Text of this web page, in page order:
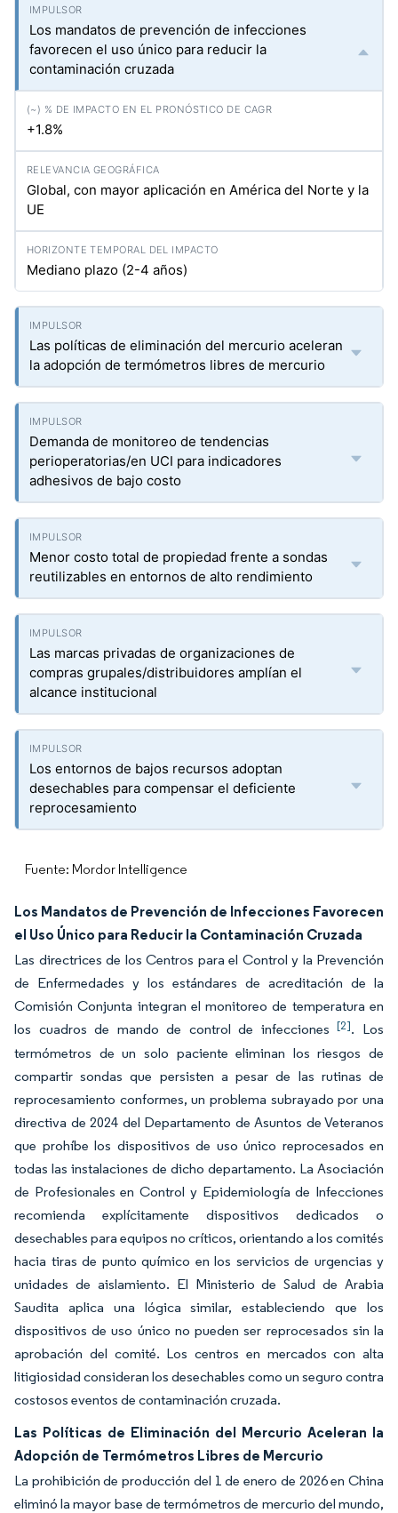
Los mandatos de prevención de infecciones
favorecen el uso único para reducir la
contaminación cruzada
+1.8%
Global, con mayor aplicación en América del Norte y la
UE
Mediano plazo (2-4 años)
Las políticas de eliminación del mercurio aceleran
la adopción de termómetros libres de mercurio
Demanda de monitoreo de tendencias
perioperatorias/en UCI para indicadores
adhesivos de bajo costo
Menor costo total de propiedad frente a sondas
reutilizables en entornos de alto rendimiento
Las marcas privadas de organizaciones de
compras grupales/distribuidores amplían el
alcance institucional
Los entornos de bajos recursos adoptan
desechables para compensar el deficiente
reprocesamiento
Fuente: Mordor Intelligence
Los Mandatos de Prevención de Infecciones Favorecen
el Uso Único para Reducir la Contaminación Cruzada
Las directrices de los Centros para el Control y la Prevención
de Enfermedades y los estándares de acreditación de la
Comisión Conjunta integran el monitoreo de temperatura en
los cuadros de mando de control de infecciones[2]. Los
termómetros de un solo paciente eliminan los riesgos de
compartir sondas que persisten a pesar de las rutinas de
reprocesamiento conformes, un problema subrayado por una
directiva de 2024 del Departamento de Asuntos de Veteranos
que prohíbe los dispositivos de uso único reprocesados en
todas las instalaciones de dicho departamento. La Asociación
de Profesionales en Control y Epidemiología de Infecciones
recomienda explícitamente dispositivos dedicados o
desechables para equipos no críticos, orientando a los comités
hacia tiras de punto químico en los servicios de urgencias y
unidades de aislamiento. El Ministerio de Salud de Arabia
Saudita aplica una lógica similar, estableciendo que los
dispositivos de uso único no pueden ser reprocesados sin la
aprobación del comité. Los centros en mercados con alta
litigiosidad consideran los desechables como un seguro contra
costosos eventos de contaminación cruzada.
Las Políticas de Eliminación del Mercurio Aceleran la
Adopción de Termómetros Libres de Mercurio
La prohibición de producción del 1 de enero de 2026 en China
eliminó la mayor base de termómetros de mercurio del mundo,